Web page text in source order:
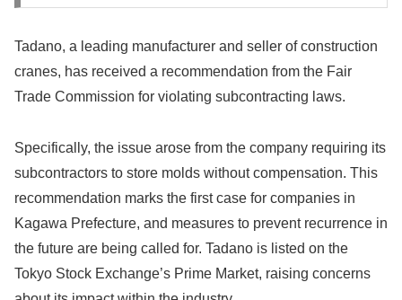
Tadano, a leading manufacturer and seller of construction
cranes, has received a recommendation from the Fair
Trade Commission for violating subcontracting laws.
Specifically, the issue arose from the company requiring its
subcontractors to store molds without compensation. This
recommendation marks the first case for companies in
Kagawa Prefecture, and measures to prevent recurrence in
the future are being called for. Tadano is listed on the
Tokyo Stock Exchange’s Prime Market, raising concerns